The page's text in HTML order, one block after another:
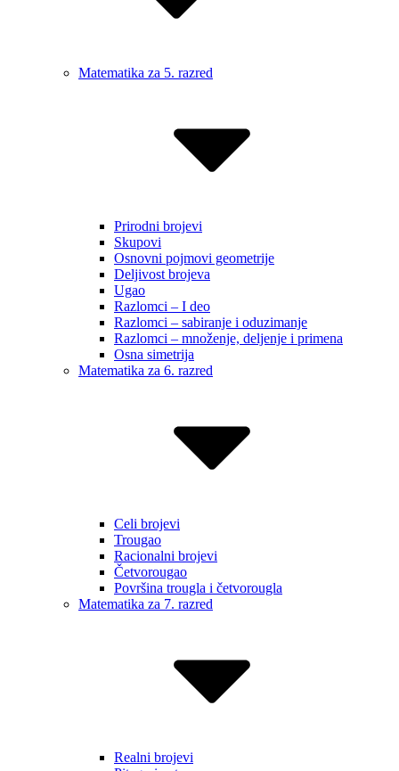
Matematika za 5. razred
Prirodni brojevi
Skupovi
Osnovni pojmovi geometrije
Deljivost brojeva
Ugao
Razlomci – I deo
Razlomci – sabiranje i oduzimanje
Razlomci – množenje, deljenje i primena
Osna simetrija
Matematika za 6. razred
Celi brojevi
Trougao
Racionalni brojevi
Četvorougao
Površina trougla i četvorougla
Matematika za 7. razred
Realni brojevi